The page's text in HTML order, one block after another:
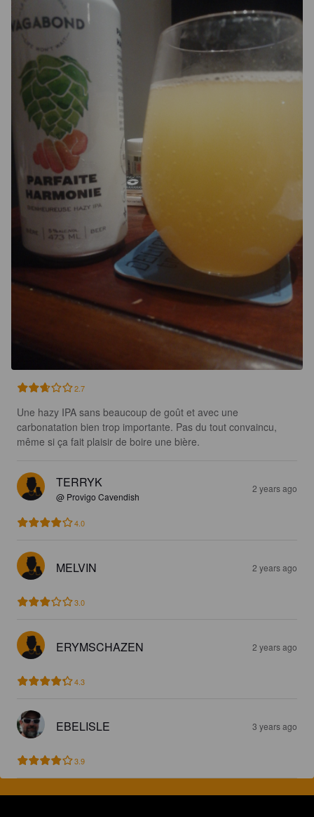
2.7
Une hazy IPA sans beaucoup de goût et avec une
carbonatation bien trop importante. Pas du tout convaincu,
même si ça fait plaisir de boire une bière.
TERRYK
@ Provigo Cavendish
2 years ago
4.0
MELVIN 2 years ago
3.0
ERYMSCHAZEN 2 years ago
4.3
EBELISLE 3 years ago
3.9